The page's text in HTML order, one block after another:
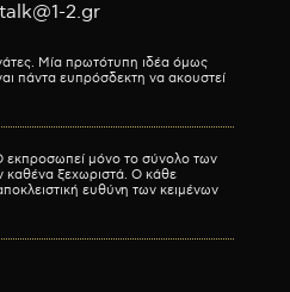
2.gr
Μία πρωτότυπη ιδέα όμως
πάντα ευπρόσδεκτη να ακουστεί
μόνο το σύνολο των
καθένα ξεχωριστά. Ο κάθε
ευθύνη των κειμένων